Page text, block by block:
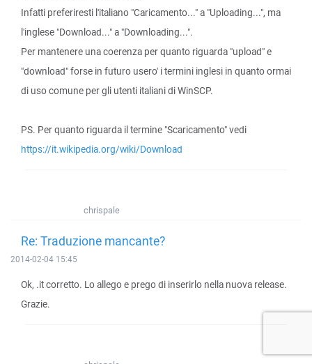
Infatti preferiresti l'italiano "Caricamento..." a "Uploading...", ma
l'inglese "Download..." a "Downloading...".
Per mantenere una coerenza per quanto riguarda "upload" e
"download" forse in futuro usero' i termini inglesi in quanto ormai
di uso comune per gli utenti italiani di WinSCP.
PS. Per quanto riguarda il termine "Scaricamento" vedi
https://it.wikipedia.org/wiki/Download
chrispale
Re: Traduzione mancante?
2014-02-04 15:45
Ok, .it corretto. Lo allego e prego di inserirlo nella nuova release.
Grazie.